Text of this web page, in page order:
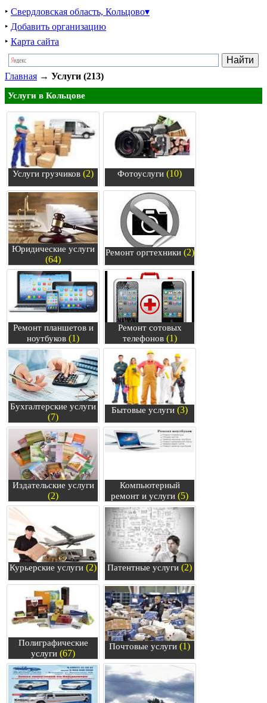
‣ Свердловская область, Кольцово▾
‣ Добавить организацию
‣ Карта сайта
Главная → Услуги (213)
Услуги в Кольцове
Услуги грузчиков (2) Фотоуслуги (10)
Юридические услуги
(64)
Ремонт оргтехники(2)
Ремонт планшетов и
ноутбуков (1)
Ремонт сотовых
телефонов(1)
Бухгалтерские услуги
(7)
Бытовые услуги (3)
Издательские услуги
(2)
Компьютерный
ремонт и услуги (5)
Курьерские услуги (2) Патентные услуги (2)
Полиграфические
услуги (67)
Почтовые услуги (1)